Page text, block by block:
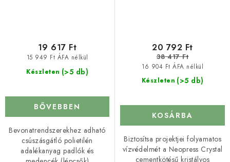
Készleten (>5 db)
15 949 Ft ÁFA nélkül
19 617 Ft
BŐVEBBEN
Bevonatrendszerekhez adható
csúszásgátló polietilén
adalékanyag padlók és
Készleten (>5 db)
16 904 Ft ÁFA nélkül
20 792 Ft
38 417 Ft
KOSÁRBA
Biztosítsa projektjei folyamatos
vízvédelmét a Neopress Crystal
cementkötésű kristályos